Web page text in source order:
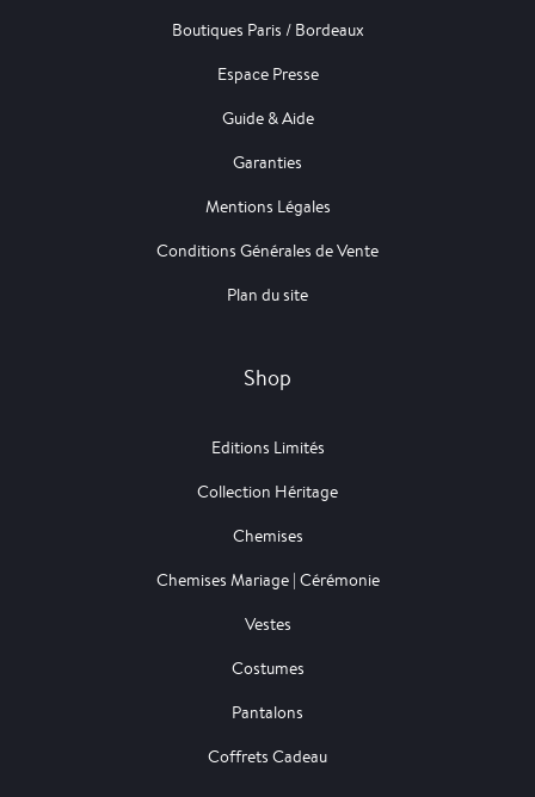
Boutiques Paris / Bordeaux
Espace Presse
Guide & Aide
Garanties
Mentions Légales
Conditions Générales de Vente
Plan du site
Shop
Editions Limités
Collection Héritage
Chemises
Chemises Mariage | Cérémonie
Vestes
Costumes
Pantalons
Coffrets Cadeau